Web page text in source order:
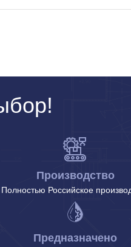
Производство
Полностью Российское
Предназначено